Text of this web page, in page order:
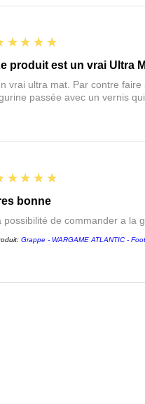
produit est un vrai Ultra
vrai ultra mat. Par contre
passée avec un vernis
bonne
possibilité de commander a la
Grappe - WARGAME ATLANTIC -